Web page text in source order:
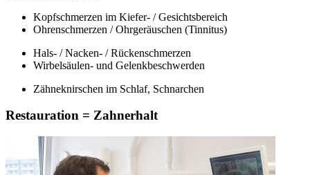
Kopfschmerzen im Kiefer- / Gesichtsbereich
Ohrenschmerzen / Ohrgeräuschen (Tinnitus)
Hals- / Nacken- / Rückenschmerzen
Wirbelsäulen- und Gelenkbeschwerden
Zähneknirschen im Schlaf, Schnarchen
Restauration = Zahnerhalt